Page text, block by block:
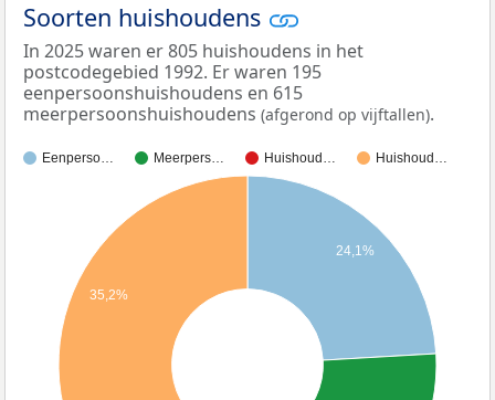
Soorten huishoudens
In 2025 waren er 805 huishoudens in het
postcodegebied 1992. Er waren 195
eenpersoonshuishoudens en 615
meerpersoonshuishoudens (afgerond op vijftallen).
Eenperso… Meerpers… Huishoud… Huishoud…
24,1%
35,2%